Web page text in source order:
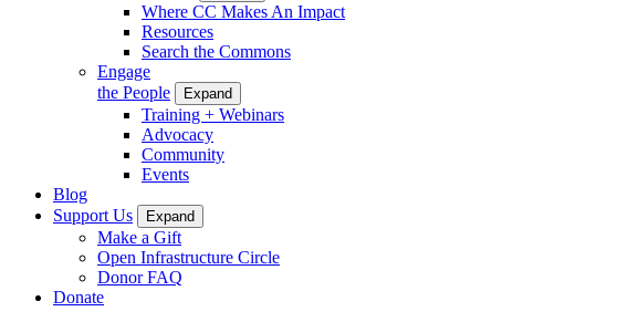
Where CC Makes An Impact
Resources
Search the Commons
Engage
the People
Expand
Training + Webinars
Advocacy
Community
Events
Blog
Support Us
Expand
Make a Gift
Open Infrastructure Circle
Donor FAQ
Donate